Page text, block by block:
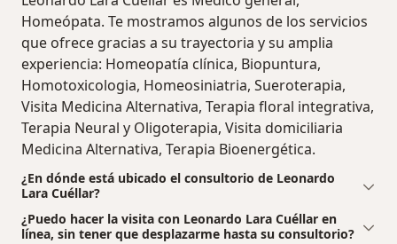
Homeópata. Te mostramos algunos de los servicios
que ofrece gracias a su trayectoria y su amplia
experiencia: Homeopatía clínica, Biopuntura,
Homotoxicologia, Homeosiniatria, Sueroterapia,
Visita Medicina Alternativa, Terapia floral integrativa,
Terapia Neural y Oligoterapia, Visita domiciliaria
Medicina Alternativa, Terapia Bioenergética.
¿En dónde está ubicado el consultorio de Leonardo
Lara Cuéllar?
¿Puedo hacer la visita con Leonardo Lara Cuéllar en
línea, sin tener que desplazarme hasta su consultorio?